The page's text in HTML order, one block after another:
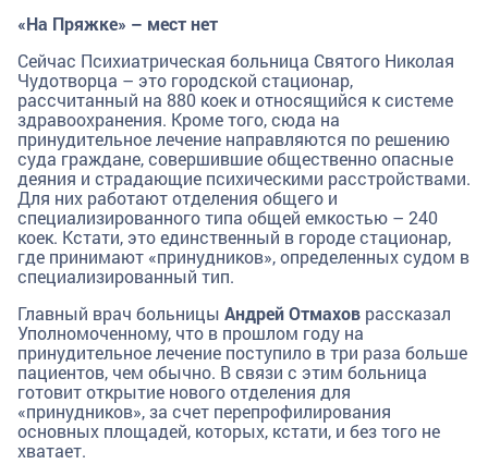
«На Пряжке» – мест нет
Сейчас Психиатрическая больница Святого Николая
Чудотворца – это городской стационар,
рассчитанный на 880 коек и относящийся к системе
здравоохранения. Кроме того, сюда на
принудительное лечение направляются по решению
суда граждане, совершившие общественно опасные
деяния и страдающие психическими расстройствами.
Для них работают отделения общего и
специализированного типа общей емкостью – 240
коек. Кстати, это единственный в городе стационар,
где принимают «принудников», определенных судом в
специализированный тип.
Главный врач больницы Андрей Отмахов рассказал
Уполномоченному, что в прошлом году на
принудительное лечение поступило в три раза больше
пациентов, чем обычно. В связи с этим больница
готовит открытие нового отделения для
«принудников», за счет перепрофилирования
основных площадей, которых, кстати, и без того не
хватает.